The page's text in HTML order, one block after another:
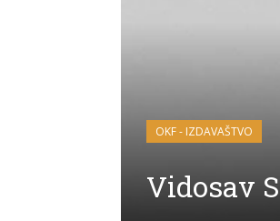
OKF - IZDAVAŠTVO
Vidosav